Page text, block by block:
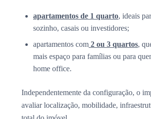
apartamentos de 1 quarto, ideais
sozinho, casais ou investidores;
apartamentos com 2 ou 3 quartos,
mais espaço para famílias ou para
home office.
Independentemente da configuração, o
avaliar localização, mobilidade,